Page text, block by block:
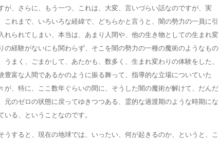
が、さらに、もう一つ、これは、大変、言いづらい話なのですが、実
これまで、いろいろな経緯で、どちらかと言うと、闇の勢力の一員に引
れられてしまい、本当は、あまり人間や、他の生き物としての生まれ変
の経験がないにも関わらず、そこを闇の勢力の一種の魔術のようなもの
うまく、ごまかして、あたかも、数多く、生まれ変わりの体験をした、
豊富な人間であるかのように振る舞って、指導的な立場についていた
が、特に、ここ数年ぐらいの間に、そうした闇の魔術が解けて、だんだ
元のゼロの状態に戻ってゆきつつある、霊的な過渡期のような時期にな
いる、ということなのです。
うすると、現在の地球では、いったい、何が起きるのか、というと、こ